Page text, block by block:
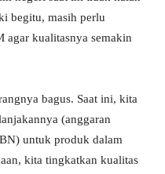
begitu, masih perlu
kualitasnya semakin
bagus. Saat ini, kita
(anggaran
untuk produk dalam
kita tingkatkan kualitas